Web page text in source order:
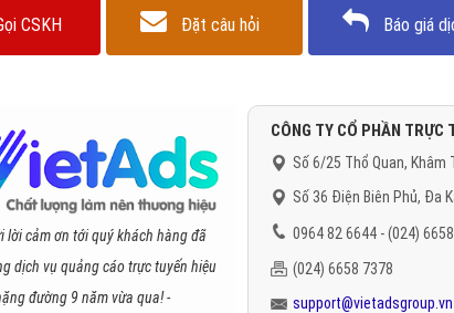
CSKH Đặt câu hỏi Báo giá
lời cảm ơn tới quý khách hàng đã
dịch vụ quảng cáo trực tuyến hiệu
đường 9 năm vừa qua! -
CÔNG TY CỔ PHẦN TRỰC
Số 6/25 Thổ Quan, Khâm
Số 36 Điện Biên Phủ, Đa
0964 82 6644 - (024)
(024) 6658 7378
support@vietadsgroup.vn